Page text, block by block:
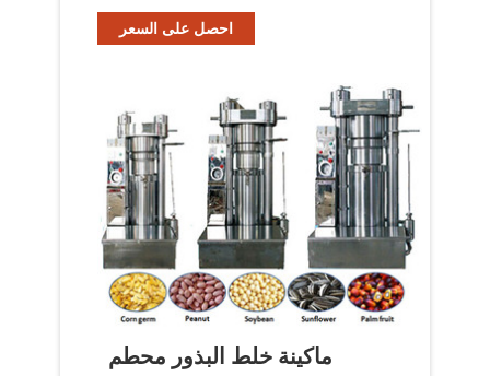
احصل على السعر
ماكينة خلط البذور محطم